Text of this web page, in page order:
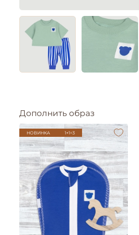
Дополнить образ
НОВИНКА 1+1=3